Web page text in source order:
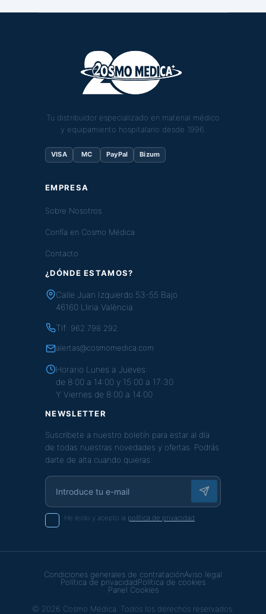
Tu distribuidor especializado en material médico
y equipamiento hospitalario desde 1996.
VISA MC PayPal Bizum
EMPRESA
Sobre Nosotros
Confía en Cosmo Médica
Contacto
¿DÓNDE ESTAMOS?
Calle Juan Izquierdo 53-55 Bajo
46160 Lliria València
Tlf: 962 798 292
alertas@cosmomedica.com
Horario Lunes a Jueves:
de 8:00 a 14:00 y 15:00 a 17:30
Y Viernes de 8:00 a 14:00
NEWSLETTER
Suscríbete a nuestro boletín para estar al día
de todas nuestras novedades y ofertas. Podrás
darte de alta cuando quieras:
He leido y acepto la política de privacidad
© 2026 Cosmo Médica. Todos los derechos reservados.
Condiciones generales de contrataciónAviso legal
Política de privacidadPolítica de cookies
Panel Cookies